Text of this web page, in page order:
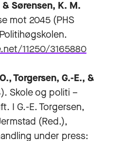
Sørensen, K. M.
mot 2045 (PHS
11250/3165880
Torgersen, G.-E., &
Skole og politi –
I G.-E. Torgersen,
(Red.),
under press: